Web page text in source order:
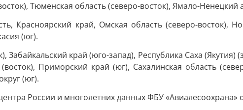
Тюменская область (северо-восток), Ямало-Ненецкий
Красноярский край, Омская область (северо-восток),
(юг).
край (юго-запад), Республика Саха (Якутия)
Приморский край (юг), Сахалинская область
(юг).
России и многолетних данных ФБУ «Авиалесоохрана»